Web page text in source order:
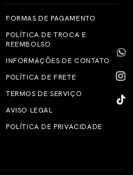
FORMAS DE PAGAMENTO
POLÍTICA DE TROCA E
REEMBOLSO
INFORMAÇÕES DE CONTATO
POLÍTICA DE FRETE
TERMOS DE SERVIÇO
AVISO LEGAL
POLÍTICA DE PRIVACIDADE